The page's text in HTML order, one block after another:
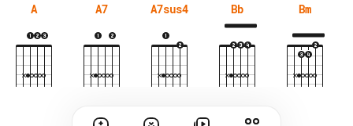
A A7 A7sus4 Bb Bm